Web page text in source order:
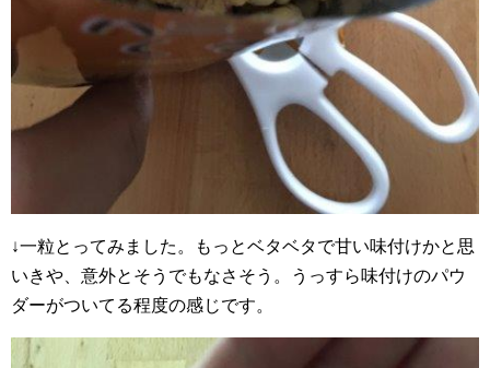
↓一粒とってみました。もっとベタベタで甘い味付けかと思
いきや、意外とそうでもなさそう。うっすら味付けのパウ
ダーがついてる程度の感じです。